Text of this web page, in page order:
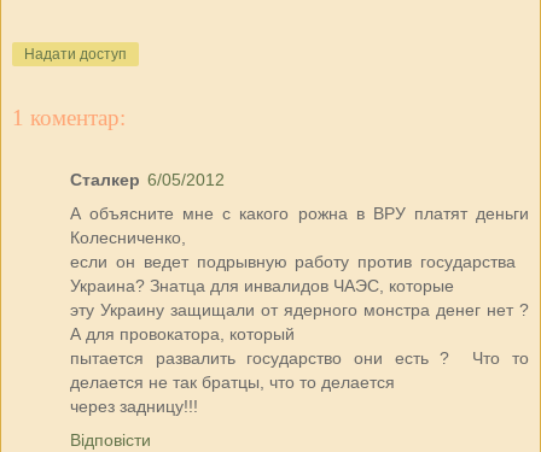
Надати доступ
1 коментар:
Сталкер 6/05/2012
А объясните мне с какого рожна в ВРУ платят деньги
Колесниченко,
если он ведет подрывную работу против государства
Украина? Знатца для инвалидов ЧАЭС, которые
эту Украину защищали от ядерного монстра денег нет ?
А для провокатора, который
пытается развалить государство они есть ? Что то
делается не так братцы, что то делается
через задницу!!!
Відповісти